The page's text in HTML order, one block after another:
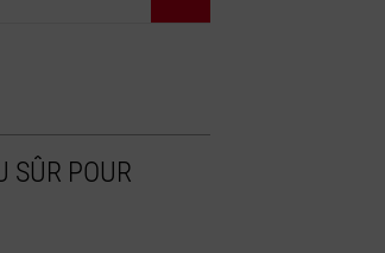
SÛR POUR